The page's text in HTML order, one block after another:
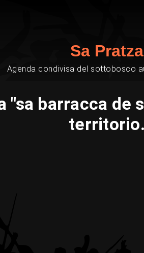
Sa Pratza
Agenda condivisa del sottobosco
"sa barracca de
territorio.